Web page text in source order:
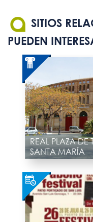
SITIOS
PUEDEN
REAL PLAZA DE
SANTA MARÍA